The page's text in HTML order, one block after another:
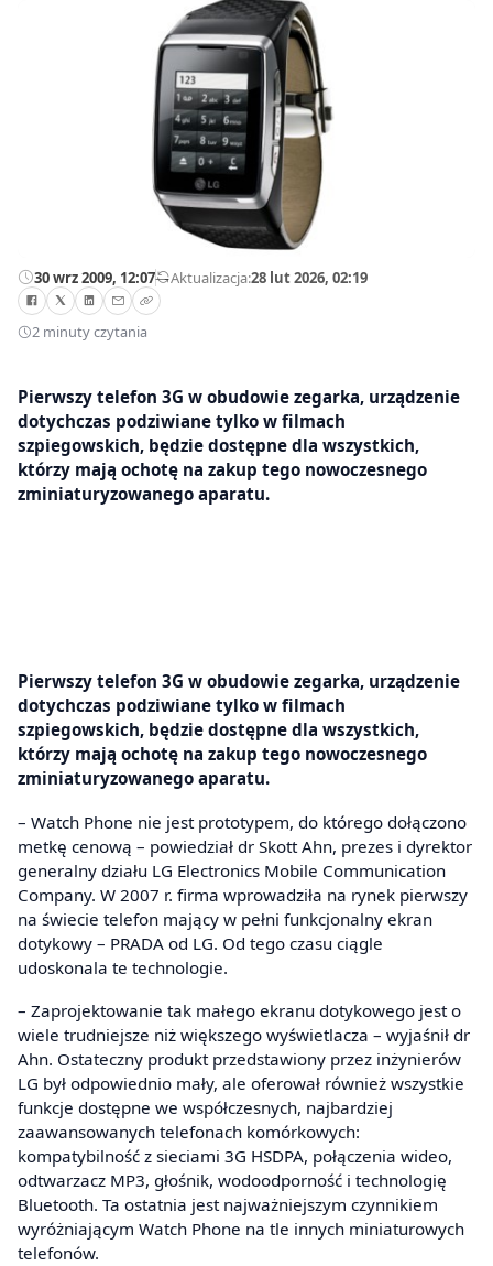
30 wrz 2009, 12:07—Aktualizacja:28 lut 2026, 02:19
2 minuty czytania
Pierwszy telefon 3G w obudowie zegarka, urządzenie
dotychczas podziwiane tylko w filmach
szpiegowskich, będzie dostępne dla wszystkich,
którzy mają ochotę na zakup tego nowoczesnego
zminiaturyzowanego aparatu.
Pierwszy telefon 3G w obudowie zegarka, urządzenie
dotychczas podziwiane tylko w filmach
szpiegowskich, będzie dostępne dla wszystkich,
którzy mają ochotę na zakup tego nowoczesnego
zminiaturyzowanego aparatu.
– Watch Phone nie jest prototypem, do którego dołączono
metkę cenową – powiedział dr Skott Ahn, prezes i dyrektor
generalny działu LG Electronics Mobile Communication
Company. W 2007 r. firma wprowadziła na rynek pierwszy
na świecie telefon mający w pełni funkcjonalny ekran
dotykowy – PRADA od LG. Od tego czasu ciągle
udoskonala te technologie.
– Zaprojektowanie tak małego ekranu dotykowego jest o
wiele trudniejsze niż większego wyświetlacza – wyjaśnił dr
Ahn. Ostateczny produkt przedstawiony przez inżynierów
LG był odpowiednio mały, ale oferował również wszystkie
funkcje dostępne we współczesnych, najbardziej
zaawansowanych telefonach komórkowych:
kompatybilność z sieciami 3G HSDPA, połączenia wideo,
odtwarzacz MP3, głośnik, wodoodporność i technologię
Bluetooth. Ta ostatnia jest najważniejszym czynnikiem
wyróżniającym Watch Phone na tle innych miniaturowych
telefonów.